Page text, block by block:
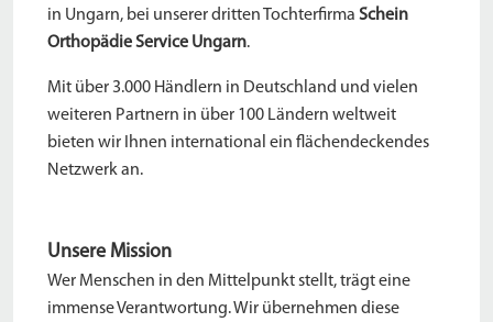
in Ungarn, bei unserer dritten TochterfirmaSchein
Orthopädie Service Ungarn.
Mit über 3.000 Händlern in Deutschland und vielen
weiteren Partnern in über 100 Ländern weltweit
bieten wir Ihnen international ein flächendeckendes
Netzwerk an.
Unsere Mission
Wer Menschen in den Mittelpunkt stellt, trägt eine
immense Verantwortung. Wir übernehmen diese